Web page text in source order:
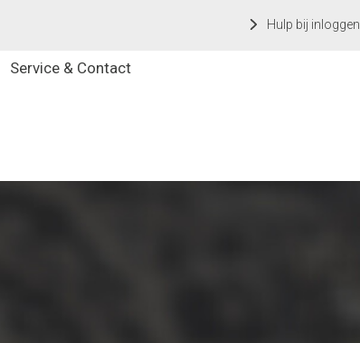
Hulp bij inloggen
Service & Contact